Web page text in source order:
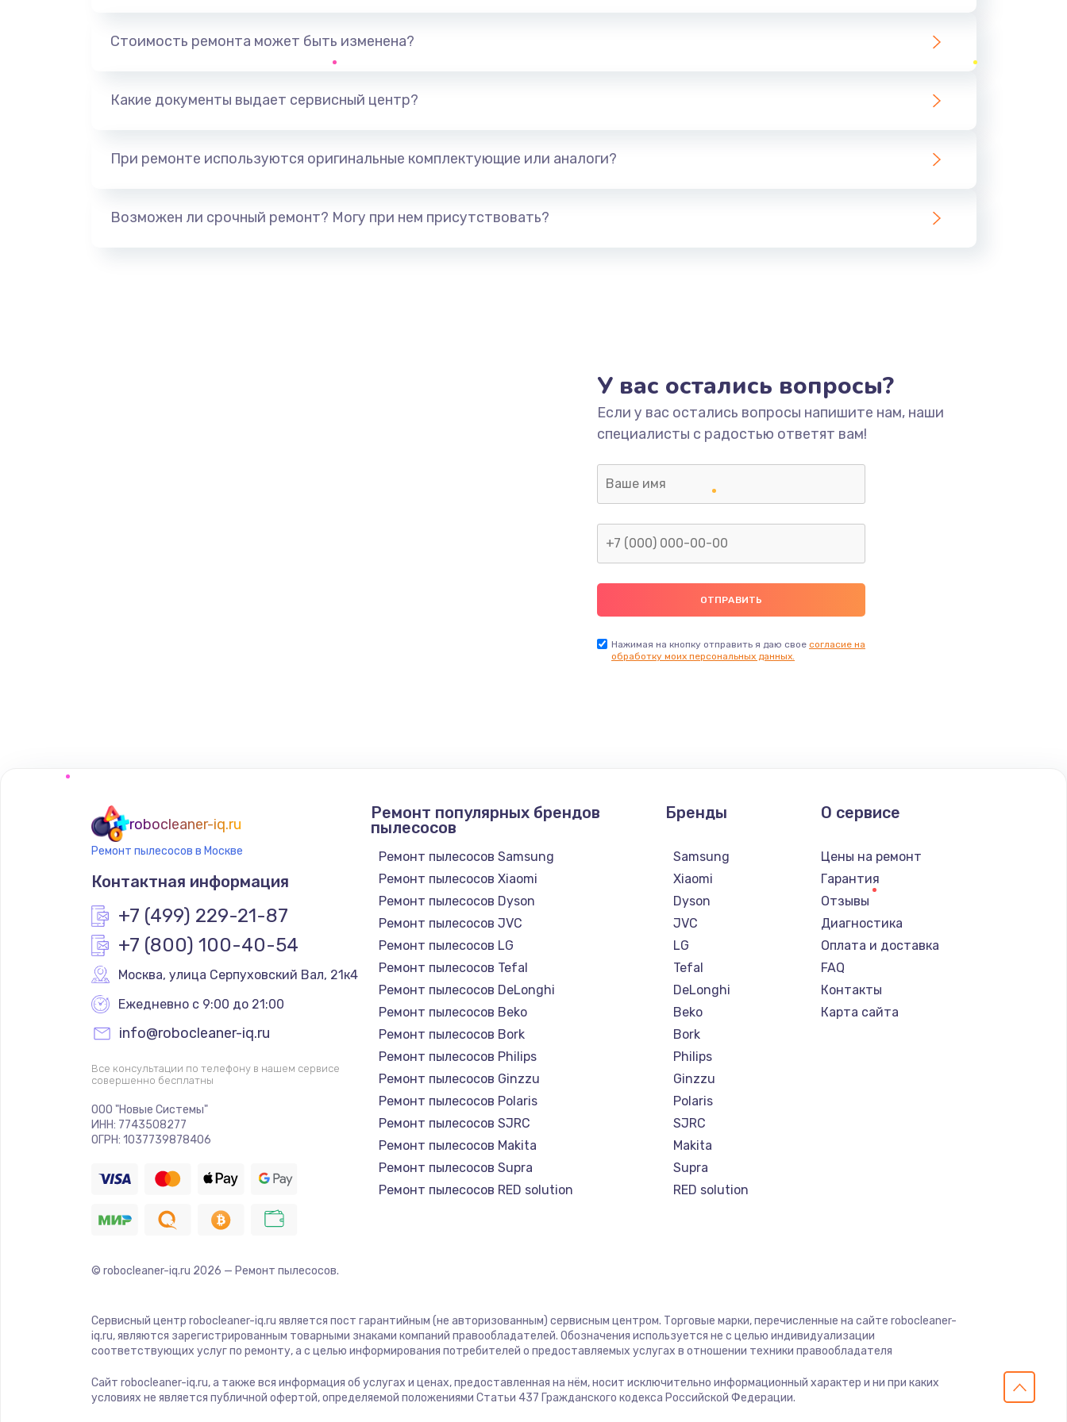
Стоимость ремонта может быть изменена?
Какие документы выдает сервисный центр?
При ремонте используются оригинальные комплектующие или аналоги?
Возможен ли срочный ремонт? Могу при нем присутствовать?
У вас остались вопросы?
Если у вас остались вопросы напишите нам, наши
специалисты с радостью ответят вам!
Нажимая на кнопку отправить я даю свое согласие на
обработку моих персональных данных.
robocleaner-iq.ru
Ремонт пылесосов в Москве
Контактная информация
+7 (499) 229-21-87
+7 (800) 100-40-54
Москва, улица Серпуховский Вал, 21к4
Ежедневно с 9:00 до 21:00
info@robocleaner-iq.ru
Все консультации по телефону в нашем сервисе
совершенно бесплатны
ООО "Новые Системы"
ИНН: 7743508277
ОГРН: 1037739878406
Ремонт популярных брендов
пылесосов
Ремонт пылесосов Samsung
Ремонт пылесосов Xiaomi
Ремонт пылесосов Dyson
Ремонт пылесосов JVC
Ремонт пылесосов LG
Ремонт пылесосов Tefal
Ремонт пылесосов DeLonghi
Ремонт пылесосов Beko
Ремонт пылесосов Bork
Ремонт пылесосов Philips
Ремонт пылесосов Ginzzu
Ремонт пылесосов Polaris
Ремонт пылесосов SJRC
Ремонт пылесосов Makita
Ремонт пылесосов Supra
Ремонт пылесосов RED solution
Ремонт пылесосов DEXP
Ремонт пылесосов Haier
Ремонт пылесосов Electrolux
Бренды
Samsung
Xiaomi
Dyson
JVC
LG
Tefal
DeLonghi
Beko
Bork
Philips
Ginzzu
Polaris
SJRC
Makita
Supra
RED solution
DEXP
Haier
Electrolux
О сервисе
Цены на ремонт
Гарантия
Отзывы
Диагностика
Оплата и доставка
FAQ
Контакты
Карта сайта
© robocleaner-iq.ru 2026 — Ремонт пылесосов.
Сервисный центр robocleaner-iq.ru является пост гарантийным (не авторизованным) сервисным центром. Торговые марки, перечисленные на сайте robocleaner-
iq.ru, являются зарегистрированным товарными знаками компаний правообладателей. Обозначения используется не с целью индивидуализации
соответствующих услуг по ремонту, а с целью информирования потребителей о предоставляемых услугах в отношении техники правообладателя
Сайт robocleaner-iq.ru, а также вся информация об услугах и ценах, предоставленная на нём, носит исключительно информационный характер и ни при каких
условиях не является публичной офертой, определяемой положениями Статьи 437 Гражданского кодекса Российской Федерации.